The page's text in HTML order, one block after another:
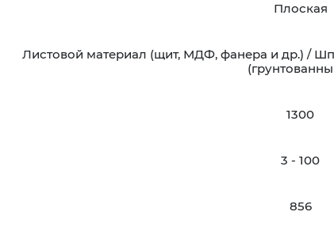
Плоская
Листовой материал (щит, МДФ, фанера и др.) /
1300
3 - 100
856